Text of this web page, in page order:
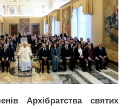
Архібратства святих